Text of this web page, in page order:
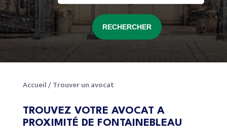
Accueil/Trouver un avocat
TROUVEZ VOTRE AVOCAT A
PROXIMITÉ DE FONTAINEBLEAU